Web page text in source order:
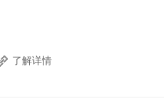
了解详情